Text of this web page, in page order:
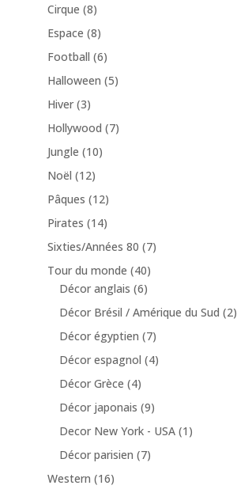
Cirque (8)
Espace (8)
Football (6)
Halloween (5)
Hiver (3)
Hollywood (7)
Jungle (10)
Noël (12)
Pâques (12)
Pirates (14)
Sixties/Années 80 (7)
Tour du monde (40)
Décor anglais (6)
Décor Brésil / Amérique du Sud (2)
Décor égyptien (7)
Décor espagnol (4)
Décor Grèce (4)
Décor japonais (9)
Decor New York - USA (1)
Décor parisien (7)
Western (16)